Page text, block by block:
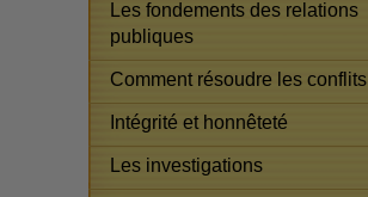
Les fondements des relations
publiques
Comment résoudre les conflits
Intégrité et honnêteté
Les investigations